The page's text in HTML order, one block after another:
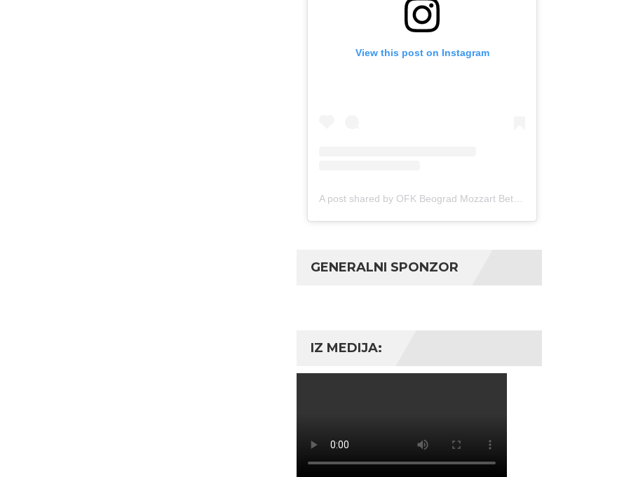
View this post on Instagram
GENERALNI SPONZOR
IZ MEDIJA: